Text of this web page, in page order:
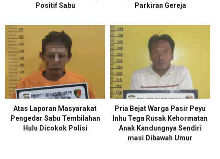
Positif Sabu
Parkiran Gereja
Atas Laporan Masyarakat
Pengedar Sabu Tembilahan
Hulu Dicokok Polisi
Pria Bejat Warga Pasir Peyu
Inhu Tega Rusak Kehormatan
Anak Kandungnya Sendiri
masi Dibawah Umur